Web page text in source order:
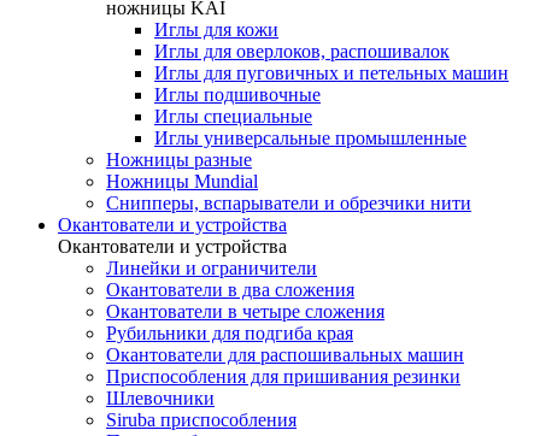
ножницы KAI
Иглы для кожи
Иглы для оверлоков, распошивалок
Иглы для пуговичных и петельных машин
Иглы подшивочные
Иглы специальные
Иглы универсальные промышленные
Ножницы разные
Ножницы Mundial
Снипперы, вспарыватели и обрезчики нити
Окантователи и устройства
Окантователи и устройства
Линейки и ограничители
Окантователи в два сложения
Окантователи в четыре сложения
Рубильники для подгиба края
Окантователи для распошивальных машин
Приспособления для пришивания резинки
Шлевочники
Siruba приспособления